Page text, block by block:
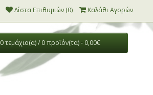
Λίστα Επιθυμιών (0) Καλάθι Αγορών
0 τεμάχιο(α) / 0 προϊόν(τα) - 0,00€